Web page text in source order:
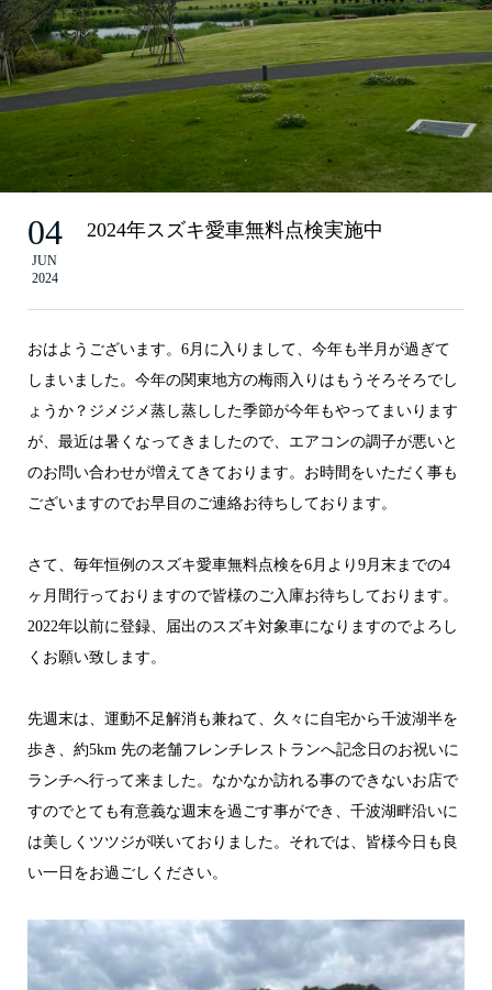
04
JUN
2024
2024年スズキ愛車無料点検実施中
おはようございます。6月に入りまして、今年も半月が過ぎて
しまいました。今年の関東地方の梅雨入りはもうそろそろでし
ょうか？ジメジメ蒸し蒸しした季節が今年もやってまいります
が、最近は暑くなってきましたので、エアコンの調子が悪いと
のお問い合わせが増えてきております。お時間をいただく事も
ございますのでお早目のご連絡お待ちしております。
さて、毎年恒例のスズキ愛車無料点検を6月より9月末までの4
ヶ月間行っておりますので皆様のご入庫お待ちしております。
2022年以前に登録、届出のスズキ対象車になりますのでよろし
くお願い致します。
先週末は、運動不足解消も兼ねて、久々に自宅から千波湖半を
歩き、約5km 先の老舗フレンチレストランへ記念日のお祝いに
ランチへ行って来ました。なかなか訪れる事のできないお店で
すのでとても有意義な週末を過ごす事ができ、千波湖畔沿いに
は美しくツツジが咲いておりました。それでは、皆様今日も良
い一日をお過ごしください。